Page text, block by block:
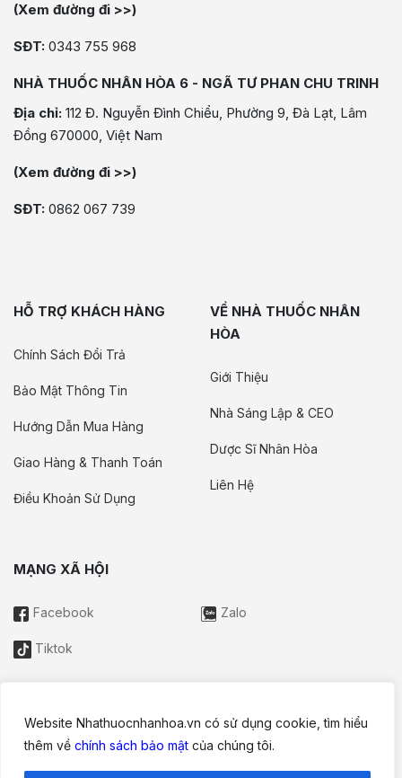
Website Nhathuocnhanhoa.vn có sử dụng cookie, tìm hiểu
thêm về chính sách bảo mật của chúng tôi.
(Xem đường đi >>)
SĐT: 0343 755 968
NHÀ THUỐC NHÂN HÒA 6 - NGÃ TƯ PHAN CHU TRINH
Địa chỉ: 112 Đ. Nguyễn Đình Chiểu, Phường 9, Đà Lạt, Lâm
Đồng 670000, Việt Nam
(Xem đường đi >>)
SĐT: 0862 067 739
HỖ TRỢ KHÁCH HÀNG
Chính Sách Đổi Trả
Bảo Mật Thông Tin
Hướng Dẫn Mua Hàng
Giao Hàng & Thanh Toán
Điều Khoản Sử Dụng
VỀ NHÀ THUỐC NHÂN
HÒA
Giới Thiệu
Nhà Sáng Lập & CEO
Dược Sĩ Nhân Hòa
Liên Hệ
MẠNG XÃ HỘI
Facebook Zalo
Tiktok
Thông tin trên website này chỉ mang tính chất nội bộ tham khảo;